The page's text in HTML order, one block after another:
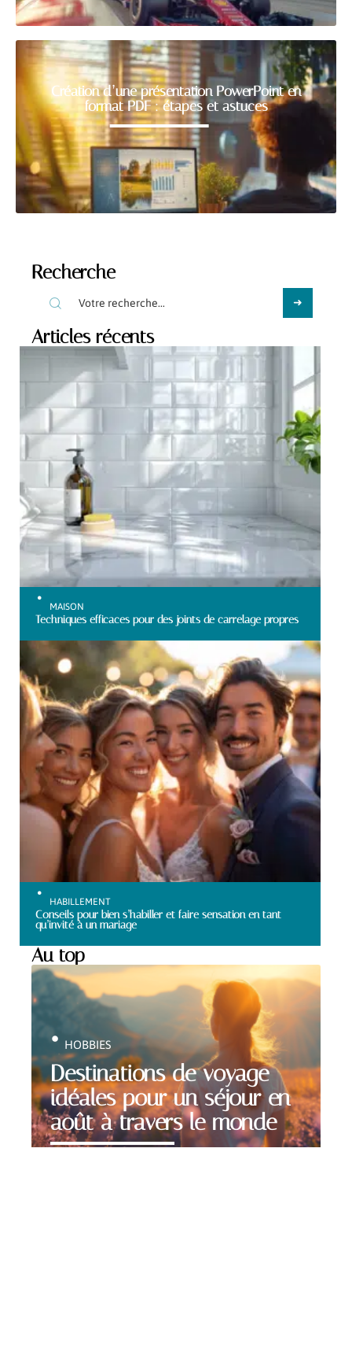
Création d’une présentation PowerPoint en
format PDF : étapes et astuces
Recherche
Articles récents
MAISON
Techniques efficaces pour des joints de carrelage propres
HABILLEMENT
Conseils pour bien s’habiller et faire sensation en tant
qu’invité à un mariage
Au top
Destinations de voyage
idéales pour un séjour en
août à travers le monde
HOBBIES